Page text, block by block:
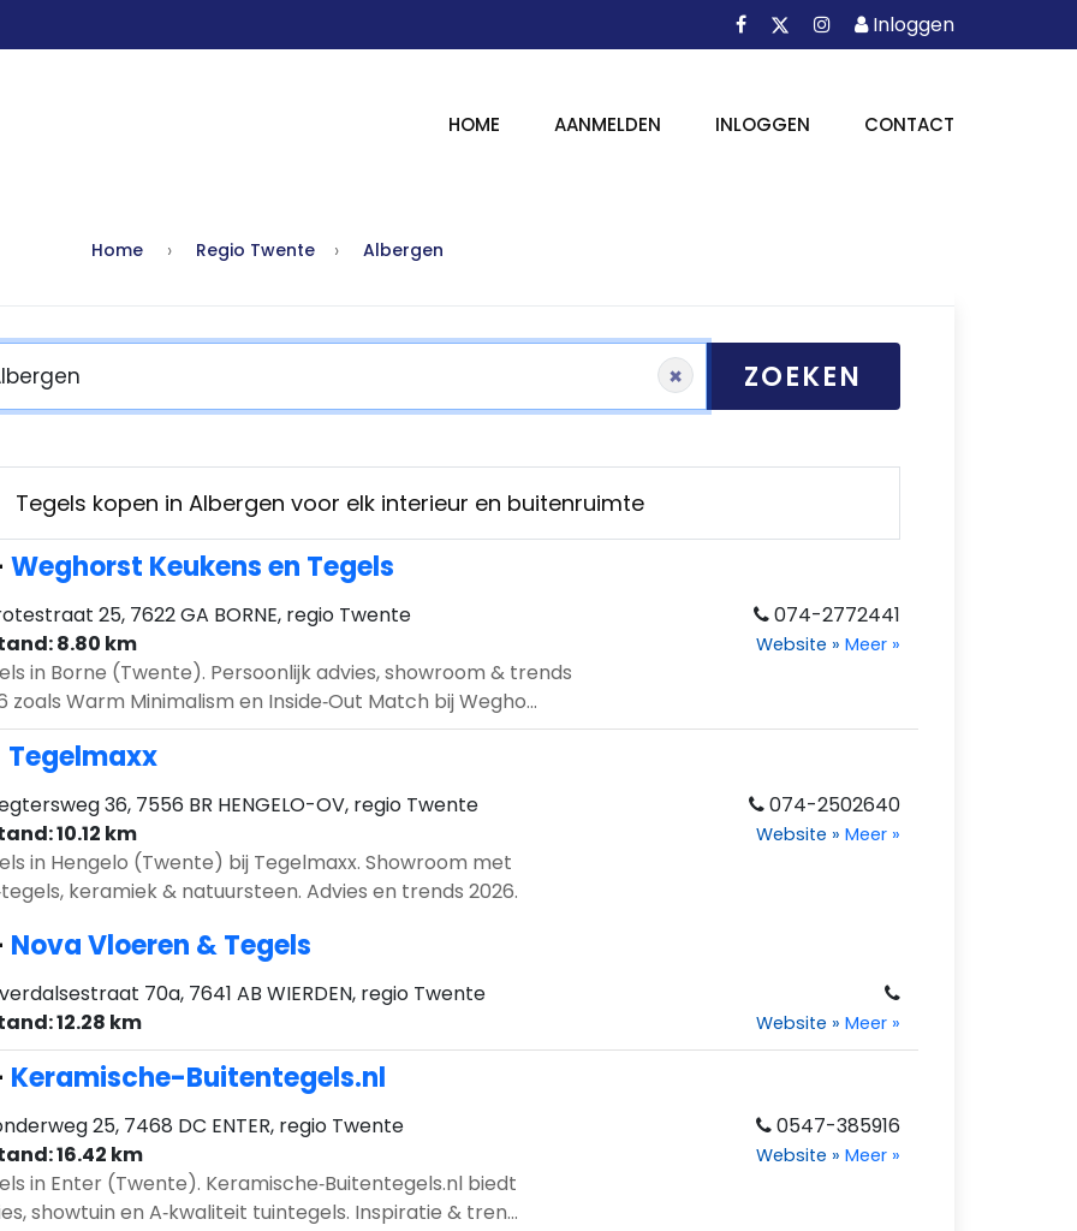
FacebookInstagram
Inloggen
Inloggen
HOME AANMELDEN INLOGGEN CONTACT
Home Regio Twente Albergen
× ZOEKEN
Tegels kopen in Albergen voor elk interieur en buitenruimte
Weghorst Keukens en Tegels
25, 7622 GA BORNE, regio Twente
8.80 km
in Borne (Twente). Persoonlijk advies, showroom & trends
zoals Warm Minimalism en Inside‑Out Match bij Wegho...
074-2772441
Website » Meer »
Tegelmaxx
36, 7556 BR HENGELO-OV, regio Twente
10.12 km
in Hengelo (Twente) bij Tegelmaxx. Showroom met
keramiek & natuursteen. Advies en trends 2026.
074-2502640
Website » Meer »
Nova Vloeren & Tegels
70a, 7641 AB WIERDEN, regio Twente
12.28 km
Website » Meer »
Keramische-Buitentegels.nl
25, 7468 DC ENTER, regio Twente
16.42 km
in Enter (Twente). Keramische‑Buitentegels.nl biedt
showtuin en A‑kwaliteit tuintegels. Inspiratie & tren...
0547-385916
Website » Meer »